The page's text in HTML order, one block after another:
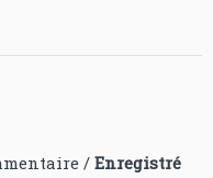
/ Enregistré